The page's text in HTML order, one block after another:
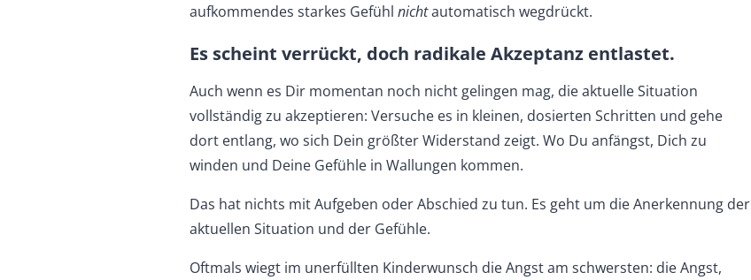
aufkommendes starkes Gefühlnichtautomatisch wegdrückt.
Es scheint verrückt, doch radikale Akzeptanz entlastet.
Auch wenn es Dir momentan noch nicht gelingen mag, die aktuelle Situation
vollständig zu akzeptieren: Versuche es in kleinen, dosierten Schritten und gehe
dort entlang, wo sich Dein größter Widerstand zeigt. Wo Du anfängst, Dich zu
winden und Deine Gefühle in Wallungen kommen.
Das hat nichts mit Aufgeben oder Abschied zu tun. Es geht um die Anerkennung der
aktuellen Situation und der Gefühle.
Oftmals wiegt im unerfüllten Kinderwunsch die Angst am schwersten: die Angst,